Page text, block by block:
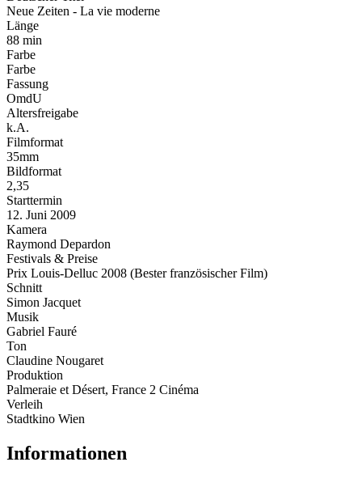
Neue Zeiten - La vie moderne
Länge
88 min
Farbe
Farbe
Fassung
OmdU
Altersfreigabe
k.A.
Filmformat
35mm
Bildformat
2,35
Starttermin
12. Juni 2009
Kamera
Raymond Depardon
Festivals & Preise
Prix Louis-Delluc 2008 (Bester französischer Film)
Schnitt
Simon Jacquet
Musik
Gabriel Fauré
Ton
Claudine Nougaret
Produktion
Palmeraie et Désert, France 2 Cinéma
Verleih
Stadtkino Wien
Informationen